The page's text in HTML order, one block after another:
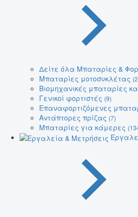
Δείτε όλα Μπαταρίες &
Μπαταρίες μοτοσυκλέτας
Βιομηχανικές μπαταρίες
Γενικοί φορτιστές (9)
Επαναφορτιζόμενες
Αντάπτορες πρίζας (7)
Μπαταρίες για κάμερες